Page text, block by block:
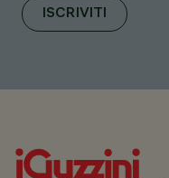
ISCRIVITI